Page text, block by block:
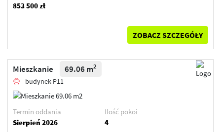
853 500 zł
ZOBACZ SZCZEGÓŁY
Mieszkanie 69.06 m2
budynek P11
Termin oddania
Sierpień 2026
Ilość pokoi
4